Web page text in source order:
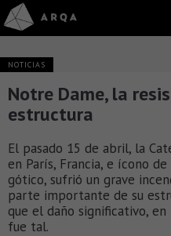
NOTICIAS
Notre Dame, la
estructura
El pasado 15 de abril, la
en París, Francia, e ícono
gótico, sufrió un grave
parte importante de su
que el daño significativo,
fue tal.